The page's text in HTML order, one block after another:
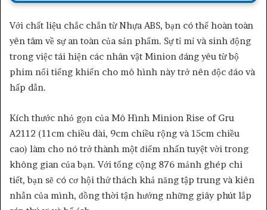
Với chất liệu chắc chắn từ Nhựa ABS, bạn có thể hoàn toàn
yên tâm về sự an toàn của sản phẩm. Sự tỉ mỉ và sinh động
trong việc tái hiện các nhân vật Minion đáng yêu từ bộ
phim nổi tiếng khiến cho mô hình này trở nên độc đáo và
hấp dẫn.
Kích thước nhỏ gọn của Mô Hình Minion Rise of Gru
A2112 (11cm chiều dài, 9cm chiều rộng và 15cm chiều
cao) làm cho nó trở thành một điểm nhấn tuyệt vời trong
không gian của bạn. Với tổng cộng 876 mảnh ghép chi
tiết, bạn sẽ có cơ hội thử thách khả năng tập trung và kiên
nhẫn của mình, đồng thời tận hưởng những giây phút lắp